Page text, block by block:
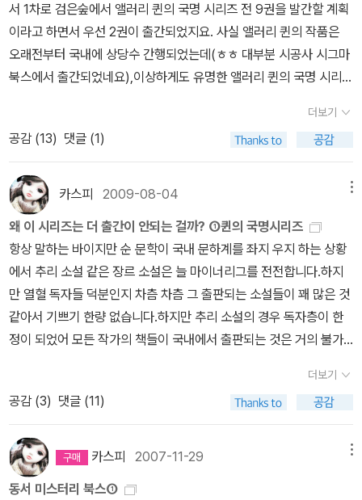
장한 사람이 학자이면서 익명으로 미스터리소설을 쓴 반 다인이다.
곧이어 3년 뒤에 그를 추격하듯 나온 사람이 엘러리 퀸이다.엘러리
퀸 역시 본명이 아닌 익명이다. 그런데 재미있는 것은 엘러리 퀸이라
는 이름이 한 사람의 이름이 아니고 두 사촌 형제의 합작에 의한 필명
이라는 이름으로 발표한 셈이다. 그들의 본명은 각각 프레드릭 대니,
맨프리드 B. 리다. 둘 다 1905년생이며 대니가 10월, 리가 1월이니
리가 형뻘이 된다.이쯤에서 정리해보는 엘러리 퀸 국명 시리즈로마
모자 미스터리(The Roman Hat Mystery), 1929프랑스 파우더
미스터리(The French Powder Mystery), 1930네덜란드 구두
미스터리 (The Dutch Shoe Mystery), 1931그리스 관 미스터
리 (The Greek Coffin Mystery), 1932이집트 십자가 미스터리
(The Egyptian Cross Mystery), 1932미국 총 미스터리 (The A
merican Gun Mystery), 1933샴 쌍둥이 미스터리 (The Siames
e Twin Mystery), 1933중국 오렌지 미스터리 (The Chinese Ora
nge Mystery), 1934스페인 곶 미스터리 (The Spanish Cape M
ystery), 1935옮긴이는 이 중 이집트 십자가 미스터리를 최고라고
있을 테니 일단 최고점수는 보류.
1931 누런 개 조르쥬 심농의 대표작이죠.이 작품은 여러 출판사에서
나왔는데 비슷한 책 제목이 여러개여서 현재 열린책들 것밖에 모르겠
네요.어느 출판사것을 읽으셔도 무방하지만 열린책들이 심농의 작품
을 선집으로 내놓았으니 심농이 마음에 드신다면 열린책들 시리즈를
3대 추리소설중 하나라고 일컬어지는 책입니다.여러 출판사에서 나
왔지만 컬렉션하기 좋은 책은 시공사 것이죠. 13 1932 이집트 십자
가 미스터리 퀸의 초기 대표작인 이집트 십자기의 비밀입니다.본격
추리를 극한으로 몰아붙인 작품으로 역시 본격추리소설 황금기의 대
표작이죠.본격소설 애호가라면 필히 읽어봐야 될 책으로 여러출판사
에서 나왔지만 이른바 국명 시리즈 9권이 모두 나온것은 시공사본이
유일합니다.따라서 퀸의 국명시리즈를 모두 읽으시려면 시공사로 고
고~~ 14 1934 우편 배달부는 벨을 두 번 울리지 않는다. 케인의 우
편배달부는 벨을 두번 울리지 않는다.책 내용탓에 국내에선 우편배달
정이 등장한 책이죠.역시나 걸작중 하나!! 16 1937 화형법정 불가
사의한 추리소설의 대가 존 딕슨 카의 대표작중 하나죠.명탐정은 안
나오지만 역사나 카의 대표작답게 으시시합니다.동서판은 70년대풍
번역이라 편하게 읽으시려면 엘릭시르를 추천합니다. 17 1938 유다
의 창 카의 또다른 걸작!! 근데 절판... 18 1938 야수는 죽어야 한다
국내에 소개되었지만 대게는 몇권 번역되는것에서 그쳤죠. 앨러리 퀸
역시 더 오래전에 번역되었을지 모르지만 일단 제가 가지고 있는 책
만 살펴보았을적에 70년대 후반 동서추리문고에서 앨러리 퀸의 작품
을 처음 보았던 것 같습니다.동서추리문고에선 앨러리 퀸의 작품중
이른바 국명 시리즈와 라이트빌 시리즈 및 비극 시리즈를 선보였지만
모두 번역된 것을 아니고 몇권만 번역되었지요.(아~~조사해보니 비
판사에서 국명 시리즈를 간행하긴 했지만 9권 모두를 다 번역된적은
없습니다.
앨러리 퀸의 국명시리즈는 이른바 본격 추리를 지양하던
앨러리 퀸의 초기 작품들도 그의 열정이 담긴 작품들인데 추리소설의
논리를 극한까지 밀어붙인 작품들-읽는이에 따라서는 인정하지 않는
분들도 계시지만-로,이전의 추리작가의 작품들과는 달리 책속의 탐
정과 책을 읽는 독자들에게 소설속에서 추리할수 있는 자료를 공평하
게 주고 독자들에게 수수께끼를 풀어보라고 도전합니다. 앨러리 퀸의
국명 시리즈는 이처럼 논리적 추리를 다룬 30년대 황금시대의 작품
번역된 책
들동서추리문고1977년
이집트 십자가,차이나 오렌지,네덜란두 구두
의 비밀-3권자유추리문고1983년로마모자의 비밀-1권시그마북스1
995년로마모자,프랑스파우더,네덜란드구두,그리스관,이집트십자
가,중국오렌지의 비밀-6권
밀-2권동서DMB2003년
서 1차로 검은숲에서 앨러리 퀸의 국명 시리즈 전 9권을 발간할 계획
이라고 하면서 우선 2권이 출간되었지요. 사실 앨러리 퀸의 작품은
오래전부터 국내에 상당수 간행되었는데(ㅎㅎ 대부분 시공사 시그마
북스에서 출간되었네요),이상하게도 유명한 앨러리 퀸의 국명 시리즈
oman Hat Mystery 1930 프랑스 파우더 미스터리 The French
Powder Mystery 1931 네덜란드 구두 미스터리 The Dutch Sho
e Mystery 1932 그리스 관 미스터리 The Greek Coffin Myster
y 1932 이집트 십자가 미스터리 The Egyptian Cross Mystery 1
933 미국 총 미스터리 The American Gun Mystery 1933 샴 쌍
둥이 미스터리 The Siamese Twin Mystery 1934 중국 오렌지
미스터리 The Chinese Orange Mystery 1935 스페인 곶 미스터
리 The Spanish Cape Mystery 그간 출간된 국명 시리즈는 아래
와 같습니다. 70년대 구 동서 추리 문고: 네더란드 구두,이집트 십자
가,차이나 오렌지의 비밀 -3권 80년대 자유 추리 문고: 로마 모자의
비밀-1권 90년대 시그마 북스: 로마 모자의 비밀,프랑스 파우더의 비
밀,네덜란드 구두의 비밀,그리스 관의 비밀 이집트 십자가의 비밀,중
국 오렌지의 비밀-6권 2천대 동서 DMB: 로마 모자의 비밀, 네덜란
가의 비밀-5권 보시다시피 앨러리 퀸의 국명 시리즈중 3권 미국 총
미스터리,샴 쌍둥이 미스터리,스페인 곶 미스터리는 이상하게 번역된
바 없습니다.그중 샴 쌍둥이 미스터리는 80년대 중학생 잡지에 축약
더보기
공감 (13) 댓글 (1)
카스피 2009-08-04
왜 이 시리즈는 더 출간이 안되는 걸까? ①퀸의 국명시리즈
항상 말하는 바이지만 순 문학이 국내 문하계를 좌지 우지 하는 상황
에서 추리 소설 같은 장르 소설은 늘 마이너리그를 전전합니다.하지
만 열혈 독자들 덕분인지 차츰 차츰 그 출판되는 소설들이 꽤 많은 것
같아서 기쁘기 한량 없습니다.하지만 추리 소설의 경우 독자층이 한
정이 되었어 모든 작가의 책들이 국내에서 출판되는 것은 거의 불가
닌 선집이라도 출판하는 것은 정말 보기 힘든 일이기 때문입니다.따
라서 해문에서 아가사 크리스티 전집 80권이 나온 것은 정말 우리 출
판계에서 기적 같은 일이라 아니할 수 없습니다. 추리 소설을 읽다보
면 이 작가의 책은 전집이 아니더라도 이 시리즈만은 꼭 다 출판했으
면 좋겠는데(꼭 한 출판사만이 아니더라도 말이죠) 생각하게 만드는
더보기
공감 (3) 댓글 (11)
카스피 2007-11-29
동서 미스터리 북스①